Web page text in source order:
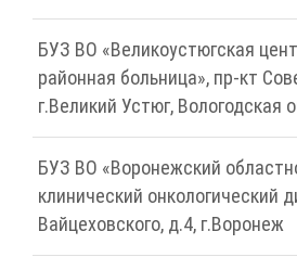
БУЗ ВО «Великоустюгская
районная больница», пр-кт
г.Великий Устюг, Вологодская
БУЗ ВО «Воронежский
клинический онкологический
Вайцеховского, д.4, г.Воронеж